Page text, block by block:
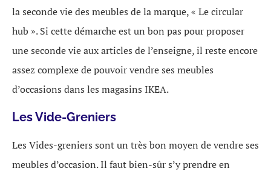
la seconde vie des meubles de la marque, « Le circular
hub ». Si cette démarche est un bon pas pour proposer
une seconde vie aux articles de l’enseigne, il reste encore
assez complexe de pouvoir vendre ses meubles
d’occasions dans les magasins IKEA.
Les Vide-Greniers
Les Vides-greniers sont un très bon moyen de vendre ses
meubles d’occasion. Il faut bien-sûr s’y prendre en